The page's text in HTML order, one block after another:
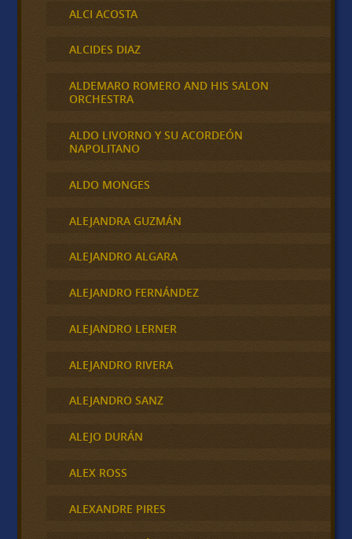
ALCI ACOSTA
ALCIDES DIAZ
ALDEMARO ROMERO AND HIS SALON
ORCHESTRA
ALDO LIVORNO Y SU ACORDEÓN
NAPOLITANO
ALDO MONGES
ALEJANDRA GUZMÁN
ALEJANDRO ALGARA
ALEJANDRO FERNÁNDEZ
ALEJANDRO LERNER
ALEJANDRO RIVERA
ALEJANDRO SANZ
ALEJO DURÁN
ALEX ROSS
ALEXANDRE PIRES